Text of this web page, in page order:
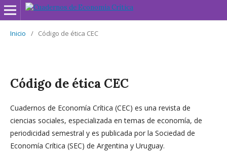
Inicio / Código de ética CEC
Código de ética CEC
Cuadernos de Economía Crítica (CEC) es una revista de
ciencias sociales, especializada en temas de economía, de
periodicidad semestral y es publicada por la Sociedad de
Economía Crítica (SEC) de Argentina y Uruguay.